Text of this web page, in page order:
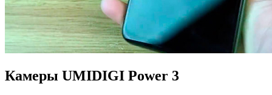
Камеры UMIDIGI Power 3